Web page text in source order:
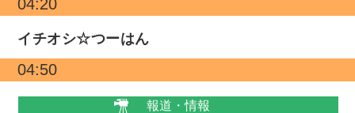
04:20
イチオシ☆つーはん
04:50
報道・情報